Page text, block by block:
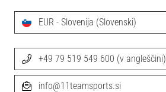
EUR - Slovenija (Slovenski)
+49 79 519 549 600 (v angleščini)
info@11teamsports.si